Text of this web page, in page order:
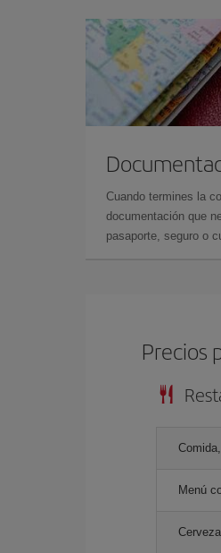
Cuando termines la
documentación que
pasaporte, seguro o
Precios
Menú